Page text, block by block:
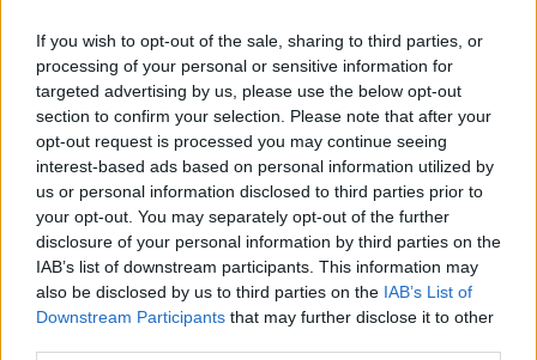
If you wish to opt-out of the sale, sharing to third parties, or
processing of your personal or sensitive information for
targeted advertising by us, please use the below opt-out
section to confirm your selection. Please note that after your
opt-out request is processed you may continue seeing
interest-based ads based on personal information utilized by
us or personal information disclosed to third parties prior to
your opt-out. You may separately opt-out of the further
disclosure of your personal information by third parties on the
IAB’s list of downstream participants. This information may
also be disclosed by us to third parties on the IAB’s List of
Downstream Participants that may further disclose it to other
ηλεκτρονική τιμολόγηση μέσω
παρόχου ζητούν Βιοτεχνικό
Επιμελητήριο Αθήνας -
Λογιστικός Σύλλογος Αθηνών
04/08/26|15:57
Ένωση Ελληνικών Τραπεζών:
Οικονομική ενίσχυση και
διαγραφή χρεών στις οικογένειες
των θυμάτων από τις φωτιές
04/08/26 12:08
ΛΣΑ και ΒΕΑ ζητούν παράταση